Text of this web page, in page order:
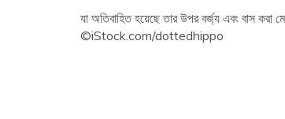
যা অতিবাহিত হয়েছে তার উপর বর্জ্য এবং বাস করা
©iStock.com/dottedhippo